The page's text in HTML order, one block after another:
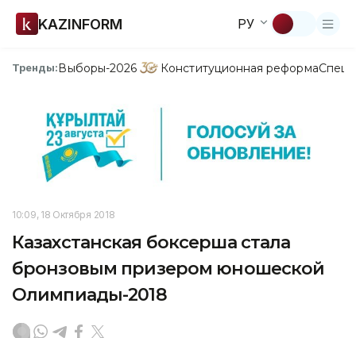
KAZINFORM РУ
Тренды:Выборы-2026 Конституционная реформа
10:09, 18 Октября 2018
Казахстанская боксерша стала
бронзовым призером юношеской
Олимпиады-2018